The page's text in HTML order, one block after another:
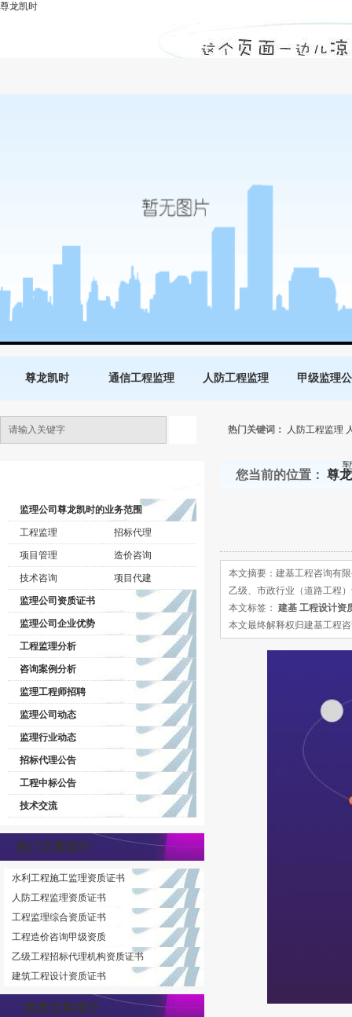
建筑工程设计资质证书-尊龙凯时
尊龙凯时
尊龙凯时 通信工程监理 人防工程监理 甲级监理
热门关键词： 人防工程监理
监理公司尊龙凯时的业务范围
工程监理 招标代理
项目管理 造价咨询
技术咨询 项目代建
监理公司资质证书
监理公司企业优势
工程监理分析
咨询案例分析
监理工程师招聘
监理公司动态
监理行业动态
招标代理公告
工程中标公告
技术交流
热门文章排行
水利工程施工监理资质证书
人防工程监理资质证书
工程监理综合资质证书
工程造价咨询甲级资质
乙级工程招标代理机构资质证书
建筑工程设计资质证书
推荐文章排行
您当前的位置： 尊
本文摘要：建基工程咨询有
乙级、市政行业（道路工程
本文标签： 建基 工程设计资
本文最终解释权归建基工程咨